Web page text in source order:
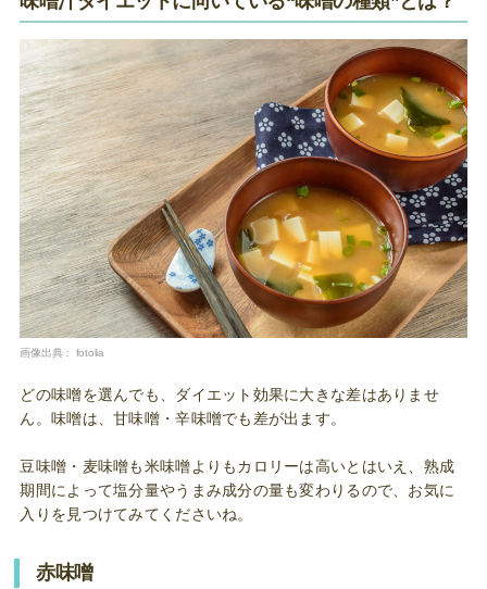
画像出典： fotolia
どの味噌を選んでも、ダイエット効果に大きな差はありませ
ん。味噌は、甘味噌・辛味噌でも差が出ます。
豆味噌・麦味噌も米味噌よりもカロリーは高いとはいえ、熟成
期間によって塩分量やうまみ成分の量も変わりるので、お気に
入りを見つけてみてくださいね。
赤味噌